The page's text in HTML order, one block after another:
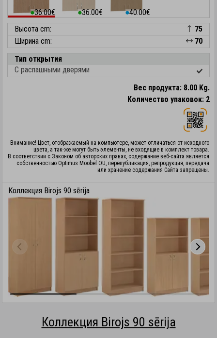
⬤36.00€ ⬤36.00€ ⬤40.00€
Высота cm:
75
Ширина cm:
70
Тип открытия
С распашными дверями
Вес продукта: 8.00 Kg.
Количество упаковок: 2
Внимание! Цвет, отображаемый на компьютере, может отличаться от исходного
цвета, а так-же могут быть элементы, не входящие в комплект товара.
В соответствии с Законом об авторских правах, содержание веб-сайта является
собственностью Optimus Mööbel OÜ, перепубликация, репродукция, передача
или хранение содержания Сайта запрещены.
Коллекция Birojs 90 sērija
Коллекция Birojs 90 sērija